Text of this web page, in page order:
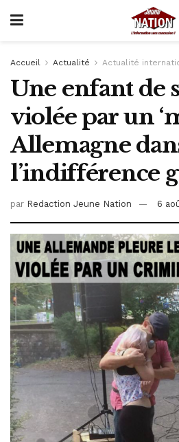
Accueil Actualité Actualité
Une enfant de
violée par un
Allemagne
l’indifférence
par Redaction Jeune Nation 6